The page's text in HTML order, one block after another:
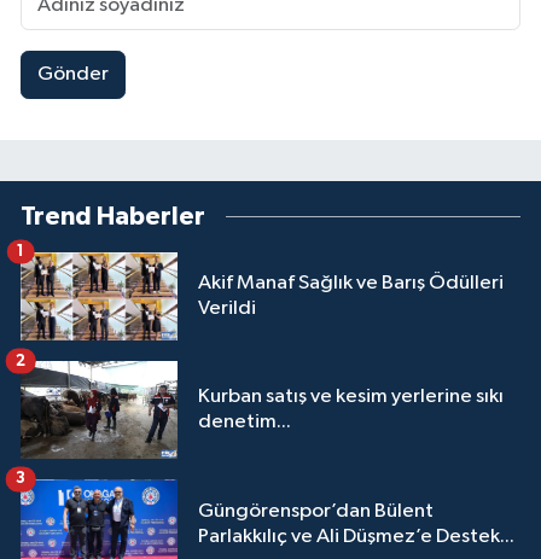
Gönder
Trend Haberler
Akif Manaf Sağlık ve Barış Ödülleri
Verildi
1
Kurban satış ve kesim yerlerine sıkı
denetim...
2
Güngörenspor’dan Bülent
Parlakkılıç ve Ali Düşmez’e Destek...
3